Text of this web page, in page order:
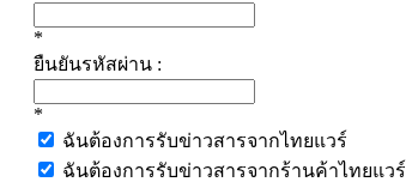
*
ยืนยันรหัสผ่าน :
*
ฉันต้องการรับข่าวสารจากไทยแวร์
ฉันต้องการรับข่าวสารจากร้านค้าไทยแวร์